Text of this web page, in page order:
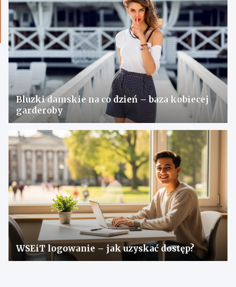
Bluzki damskie na co dzień – baza kobiecej
garderoby
WSEiT logowanie – jak uzyskać dostęp?